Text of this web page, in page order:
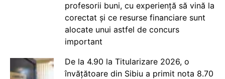
profesorii buni, cu experiență să vină la
corectat și ce resurse financiare sunt
alocate unui astfel de concurs
important
De la 4.90 la Titularizare 2026, o
învățătoare din Sibiu a primit nota 8.70